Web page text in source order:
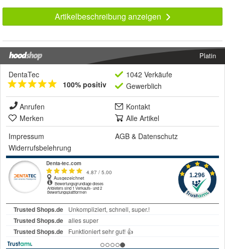
Artikelbeschreibung anzeigen
Platin
DentaTec
100% positiv
1042 Verkäufe
Gewerblich
Anrufen
Kontakt
Merken
Alle Artikel
Impressum
AGB & Datenschutz
Widerrufsbelehrung